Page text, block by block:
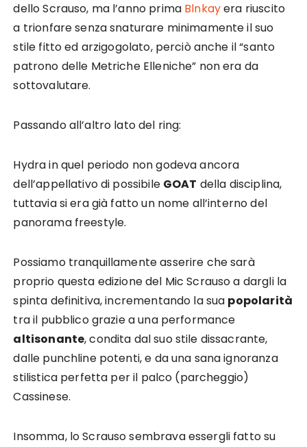
dello Scrauso, ma l’anno prima Blnkayera riuscito
a trionfare senza snaturare minimamente il suo
stile fitto ed arzigogolato, perciò anche il “santo
patrono delle Metriche Elleniche” non era da
sottovalutare.
Passando all’altro lato del ring:
Hydra in quel periodo non godeva ancora
dell’appellativo di possibile GOAT della disciplina,
tuttavia si era già fatto un nome all’interno del
panorama freestyle.
Possiamo tranquillamente asserire che sarà
proprio questa edizione del Mic Scrauso a dargli la
spinta definitiva, incrementando la sua popolarità
tra il pubblico grazie a una performance
altisonante, condita dal suo stile dissacrante,
dalle punchline potenti, e da una sana ignoranza
stilistica perfetta per il palco (parcheggio)
Cassinese.
Insomma, lo Scrauso sembrava essergli fatto su